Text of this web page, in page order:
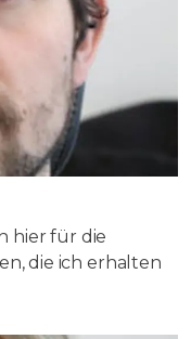
hier für die
die ich erhalten